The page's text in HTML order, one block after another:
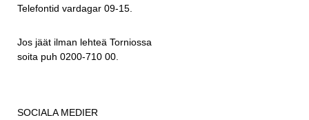
Telefontid vardagar 09-15.
Jos jäät ilman lehteä Torniossa
soita puh 0200-710 00.
SOCIALA MEDIER